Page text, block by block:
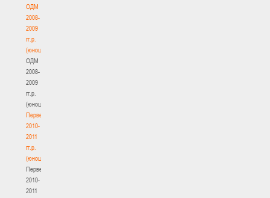
ОДМ
2008-
2009
гг.р.
(юноши)
ОДМ
2008-
2009
гг.р.
(юноши)
Первенство
2010-
2011
гг.р.
(юноши)
Первенство
2010-
2011